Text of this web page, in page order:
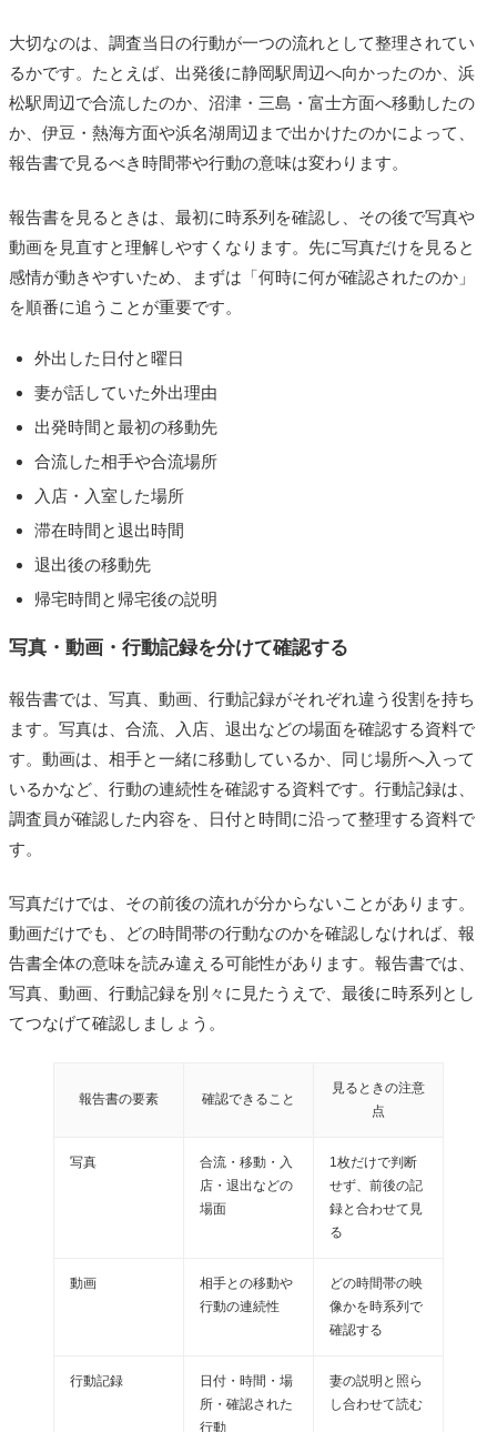
大切なのは、調査当日の行動が一つの流れとして整理されてい
るかです。たとえば、出発後に静岡駅周辺へ向かったのか、浜
松駅周辺で合流したのか、沼津・三島・富士方面へ移動したの
か、伊豆・熱海方面や浜名湖周辺まで出かけたのかによって、
報告書で見るべき時間帯や行動の意味は変わります。
報告書を見るときは、最初に時系列を確認し、その後で写真や
動画を見直すと理解しやすくなります。先に写真だけを見ると
感情が動きやすいため、まずは「何時に何が確認されたのか」
を順番に追うことが重要です。
外出した日付と曜日
妻が話していた外出理由
出発時間と最初の移動先
合流した相手や合流場所
入店・入室した場所
滞在時間と退出時間
退出後の移動先
帰宅時間と帰宅後の説明
写真・動画・行動記録を分けて確認する
報告書では、写真、動画、行動記録がそれぞれ違う役割を持ち
ます。写真は、合流、入店、退出などの場面を確認する資料で
す。動画は、相手と一緒に移動しているか、同じ場所へ入って
いるかなど、行動の連続性を確認する資料です。行動記録は、
調査員が確認した内容を、日付と時間に沿って整理する資料で
す。
写真だけでは、その前後の流れが分からないことがあります。
動画だけでも、どの時間帯の行動なのかを確認しなければ、報
告書全体の意味を読み違える可能性があります。報告書では、
写真、動画、行動記録を別々に見たうえで、最後に時系列とし
てつなげて確認しましょう。
報告書の要素 確認できること
見るときの注意
点
写真
合流・移動・入
店・退出などの
場面
1枚だけで判断
せず、前後の記
録と合わせて見
る
動画
相手との移動や
行動の連続性
どの時間帯の映
像かを時系列で
確認する
行動記録
日付・時間・場
所・確認された
行動
妻の説明と照ら
し合わせて読む